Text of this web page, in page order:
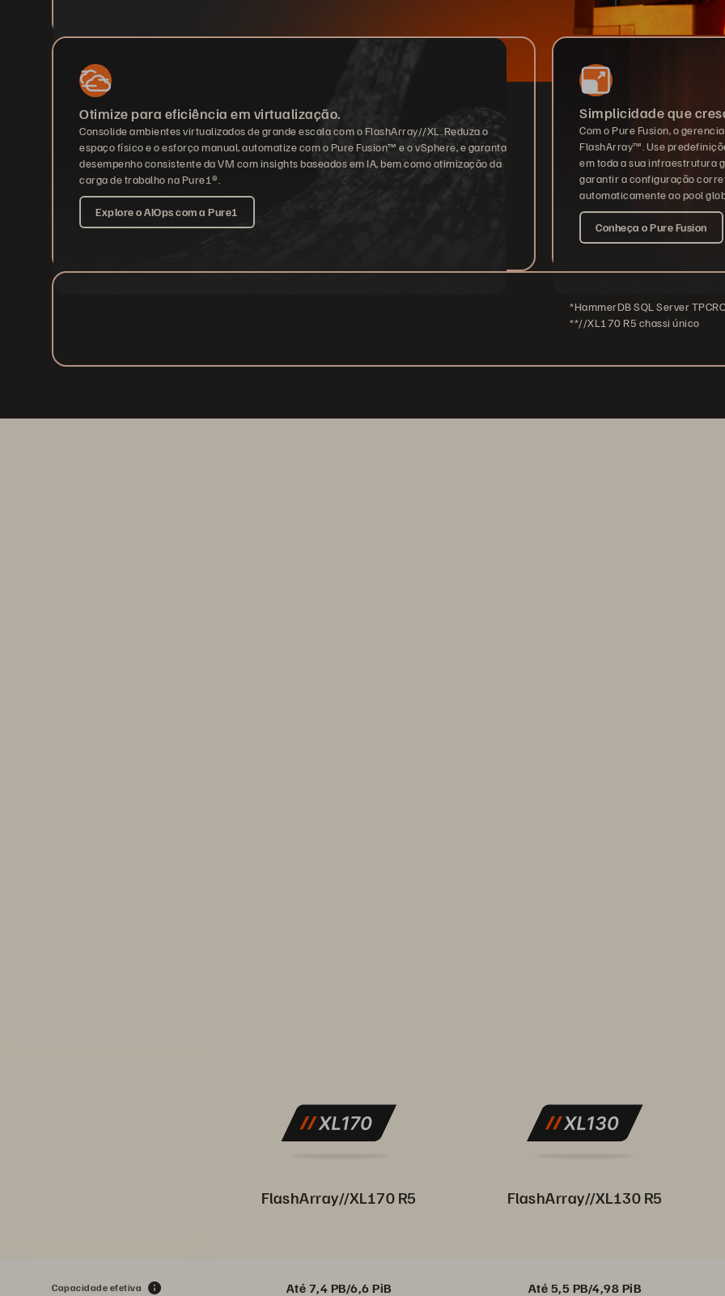
Otimize para eficiência em virtualização.
Consolide ambientes virtualizados de grande escala com o FlashArray//XL. Reduza o
espaço físico e o esforço manual, automatize com o Pure Fusion™ e o vSphere, e garanta
desempenho consistente da VM com insights baseados em IA, bem como otimização da
carga de trabalho na Pure1®.
Explore o AIOps com a Pure1
Simplicidade que
Com o Pure Fusion, o
FlashArray™. Use
em toda a sua infraestrutura
garantir a configuração
automaticamente ao pool
Conheça o Pure Fusion
*HammerDB SQL Server
**//XL170 R5 chassi único
Capacidade efetiva
FlashArray//XL170 R5
Até 7,4 PB/6,6 PiB
FlashArray//XL130 R5
Até 5,5 PB/4,98 PiB